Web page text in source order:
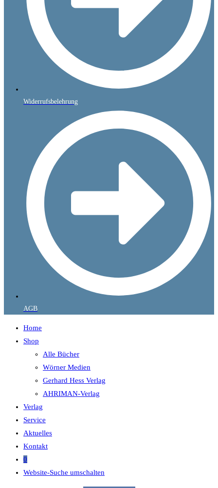
Widerrufsbelehrung
AGB
Home
Shop
Alle Bücher
Wörner Medien
Gerhard Hess Verlag
AHRIMAN-Verlag
Verlag
Service
Aktuelles
Kontakt
0
Website-Suche umschalten